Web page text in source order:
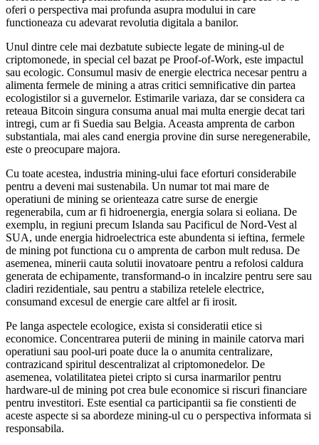
oferi o perspectiva mai profunda asupra modului in care
functioneaza cu adevarat revolutia digitala a banilor.
Unul dintre cele mai dezbatute subiecte legate de mining-ul de
criptomonede, in special cel bazat pe Proof-of-Work, este impactul
sau ecologic. Consumul masiv de energie electrica necesar pentru a
alimenta fermele de mining a atras critici semnificative din partea
ecologistilor si a guvernelor. Estimarile variaza, dar se considera ca
reteaua Bitcoin singura consuma anual mai multa energie decat tari
intregi, cum ar fi Suedia sau Belgia. Aceasta amprenta de carbon
substantiala, mai ales cand energia provine din surse neregenerabile,
este o preocupare majora.
Cu toate acestea, industria mining-ului face eforturi considerabile
pentru a deveni mai sustenabila. Un numar tot mai mare de
operatiuni de mining se orienteaza catre surse de energie
regenerabila, cum ar fi hidroenergia, energia solara si eoliana. De
exemplu, in regiuni precum Islanda sau Pacificul de Nord-Vest al
SUA, unde energia hidroelectrica este abundenta si ieftina, fermele
de mining pot functiona cu o amprenta de carbon mult redusa. De
asemenea, minerii cauta solutii inovatoare pentru a refolosi caldura
generata de echipamente, transformand-o in incalzire pentru sere sau
cladiri rezidentiale, sau pentru a stabiliza retelele electrice,
consumand excesul de energie care altfel ar fi irosit.
Pe langa aspectele ecologice, exista si consideratii etice si
economice. Concentrarea puterii de mining in mainile catorva mari
operatiuni sau pool-uri poate duce la o anumita centralizare,
contrazicand spiritul descentralizat al criptomonedelor. De
asemenea, volatilitatea pietei cripto si cursa inarmarilor pentru
hardware-ul de mining pot crea bule economice si riscuri financiare
pentru investitori. Este esential ca participantii sa fie constienti de
aceste aspecte si sa abordeze mining-ul cu o perspectiva informata si
responsabila.